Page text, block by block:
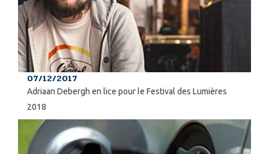
07/12/2017
Adriaan Debergh en lice pour le Festival des Lumières
2018